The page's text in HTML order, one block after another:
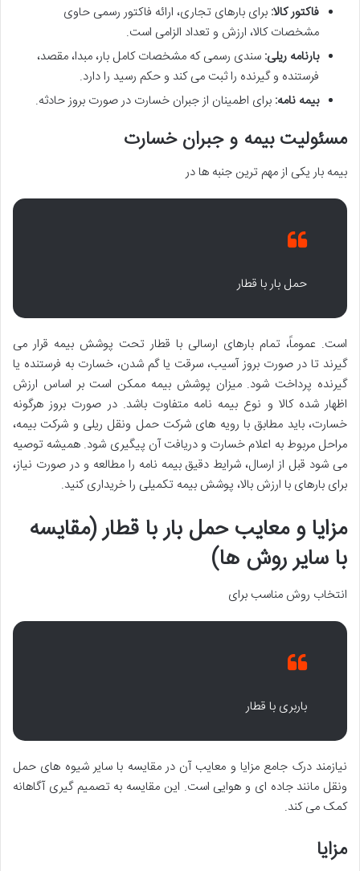
فاکتور کالا: برای بارهای تجاری، ارائه فاکتور رسمی حاوی
مشخصات کالا، ارزش و تعداد الزامی است.
بارنامه ریلی: سندی رسمی که مشخصات کامل بار، مبدا، مقصد،
فرستنده و گیرنده را ثبت می کند و حکم رسید را دارد.
بیمه نامه: برای اطمینان از جبران خسارت در صورت بروز حادثه.
مسئولیت بیمه و جبران خسارت
بیمه بار یکی از مهم ترین جنبه ها در
حمل بار با قطار
است. عموماً، تمام بارهای ارسالی با قطار تحت پوشش بیمه قرار می
گیرند تا در صورت بروز آسیب، سرقت یا گم شدن، خسارت به فرستنده یا
گیرنده پرداخت شود. میزان پوشش بیمه ممکن است بر اساس ارزش
اظهار شده کالا و نوع بیمه نامه متفاوت باشد. در صورت بروز هرگونه
خسارت، باید مطابق با رویه های شرکت حمل ونقل ریلی و شرکت بیمه،
مراحل مربوط به اعلام خسارت و دریافت آن پیگیری شود. همیشه توصیه
می شود قبل از ارسال، شرایط دقیق بیمه نامه را مطالعه و در صورت نیاز،
برای بارهای با ارزش بالا، پوشش بیمه تکمیلی را خریداری کنید.
مزایا و معایب حمل بار با قطار (مقایسه
با سایر روش ها)
انتخاب روش مناسب برای
باربری با قطار
نیازمند درک جامع مزایا و معایب آن در مقایسه با سایر شیوه های حمل
ونقل مانند جاده ای و هوایی است. این مقایسه به تصمیم گیری آگاهانه
کمک می کند.
مزایا